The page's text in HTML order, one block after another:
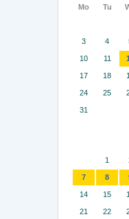
Mo Tu
3 4
10 11
17 18
24 25
31
1
7 8
14 15
21 22